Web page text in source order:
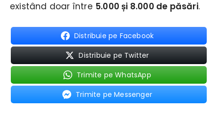
existând doar între 5.000 și 8.000 de păsări.
Distribuie pe Facebook
Distribuie pe Twitter
Trimite pe WhatsApp
Trimite pe Messenger